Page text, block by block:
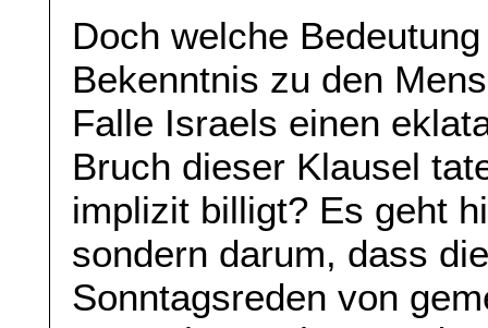
Doch welche
Bekenntnis zu den
Falle Israels einen
Bruch dieser Klausel
implizit billigt? Es geht
sondern darum, dass
Sonntagsreden von